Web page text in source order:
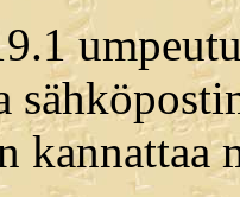
kannattaa